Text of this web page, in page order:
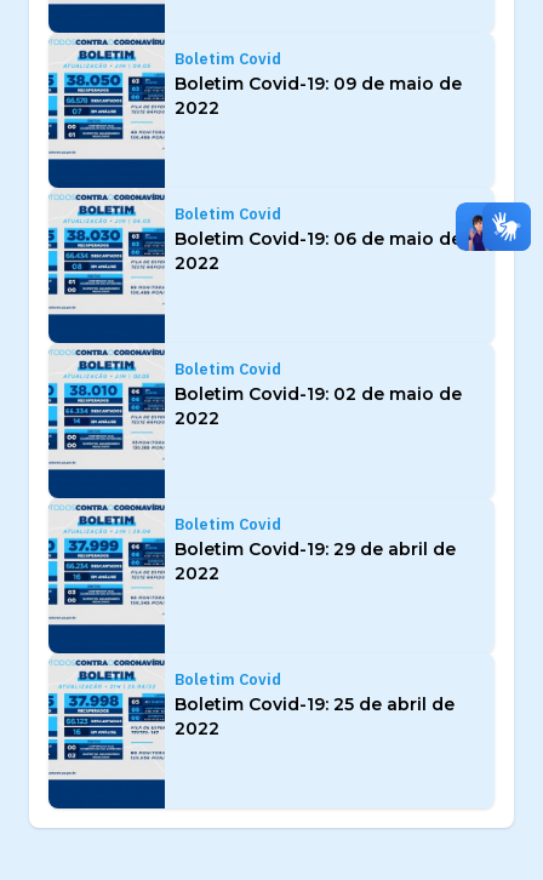
Boletim Covid
Boletim Covid-19: 09 de maio de
2022
Boletim Covid
Boletim Covid-19: 06 de maio de
2022
Boletim Covid
Boletim Covid-19: 02 de maio de
2022
Boletim Covid
Boletim Covid-19: 29 de abril de
2022
Boletim Covid
Boletim Covid-19: 25 de abril de
2022